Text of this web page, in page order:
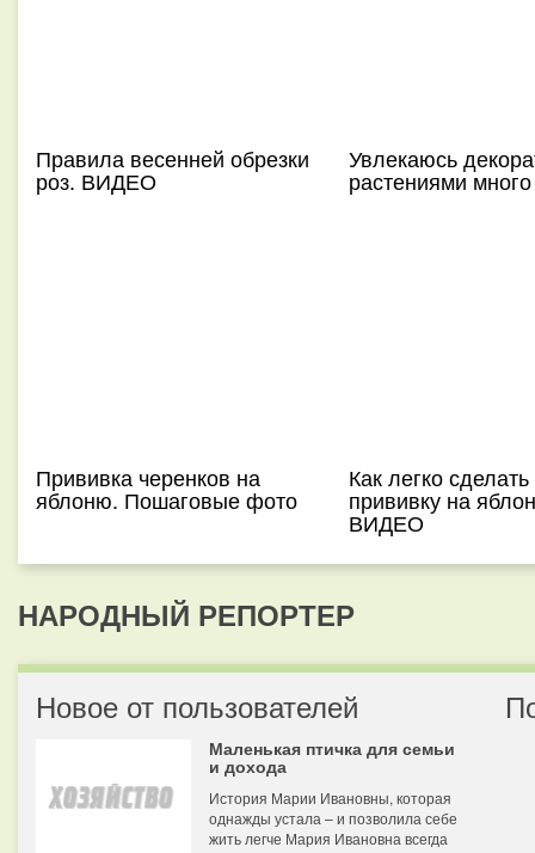
Правила весенней обрезки
роз. ВИДЕО
Увлекаюсь
растениями
Прививка черенков на
яблоню. Пошаговые фото
Как легко сделать
прививку на
ВИДЕО
НАРОДНЫЙ РЕПОРТЕР
Новое от пользователей
Маленькая птичка для семьи
и дохода
История Марии Ивановны, которая
однажды устала – и позволила себе
жить легче Мария Ивановна всегда